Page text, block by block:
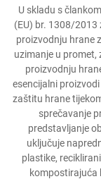
U skladu s
(EU) br. 1308/2013
proizvodnju hrane
uzimanje u promet,
proizvodnju
esencijalni
zaštitu hrane
sprečavanje
predstavljanje
uključuje
plastike,
kompostirajuća